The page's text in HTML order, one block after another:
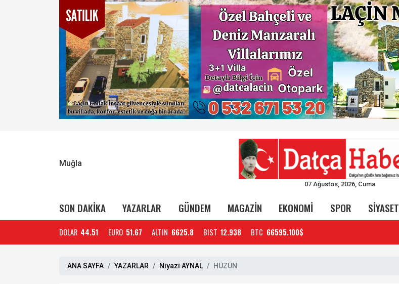
Muğla
07 Ağustos, 2026, Cuma
SON DAKİKA YAZARLAR GÜNDEM MAGAZİN EKONOMİ SPOR SİYASET
DOLAR 44.51 EURO 51.67 ALTIN 6625.8 BIST 12.938 BTC 66595.100$
ANA SAYFA YAZARLAR Niyazi AYNAL HÜZÜN